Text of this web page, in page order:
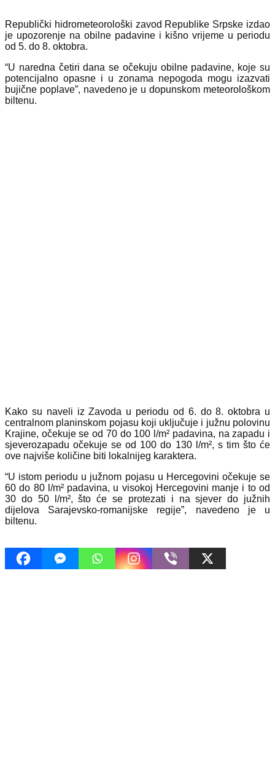
Republički hidrometeorološki zavod Republike Srpske izdao
je upozorenje na obilne padavine i kišno vrijeme u periodu
od 5. do 8. oktobra.
“U naredna četiri dana se očekuju obilne padavine, koje su
potencijalno opasne i u zonama nepogoda mogu izazvati
bujične poplave”, navedeno je u dopunskom meteorološkom
biltenu.
Kako su naveli iz Zavoda u periodu od 6. do 8. oktobra u
centralnom planinskom pojasu koji uključuje i južnu polovinu
Krajine, očekuje se od 70 do 100 l/m² padavina, na zapadu i
sjeverozapadu očekuje se od 100 do 130 l/m², s tim što će
ove najviše količine biti lokalnijeg karaktera.
“U istom periodu u južnom pojasu u Hercegovini očekuje se
60 do 80 l/m² padavina, u visokoj Hercegovini manje i to od
30 do 50 l/m², što će se protezati i na sjever do južnih
dijelova Sarajevsko-romanijske regije”, navedeno je u
biltenu.